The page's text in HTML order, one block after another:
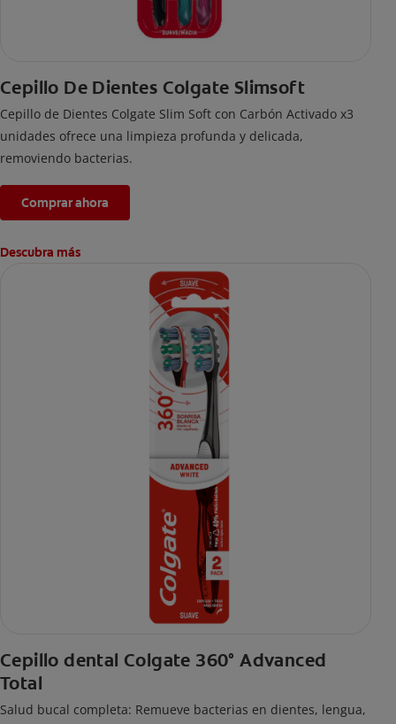
Cepillo De Dientes Colgate Slimsoft
Cepillo de Dientes Colgate Slim Soft con Carbón Activado x3
unidades ofrece una limpieza profunda y delicada,
removiendo bacterias.
Comprar ahora
Descubra más
Cepillo dental Colgate 360° Advanced
Total
Salud bucal completa: Remueve bacterias en dientes, lengua,